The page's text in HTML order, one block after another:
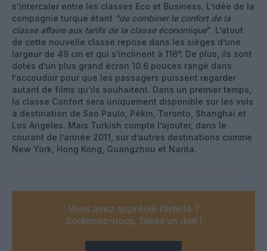
s’intercaler entre les classes Eco et Business. L’idée de la
compagnie turque étant "de combiner le confort de la
classe affaire aux tarifs de la classe économique". L’atout
de cette nouvelle classe repose dans les sièges d’une
largeur de 49 cm et qui s’inclinent à 116°. De plus, ils sont
dotés d’un plus grand écran 10.6 pouces rangé dans
l’accoudoir pour que les passagers puissent regarder
autant de films qu’ils souhaitent. Dans un premier temps,
la classe Confort sera uniquement disponible sur les vols
à destination de Sao Paulo, Pékin, Toronto, Shanghai et
Los Angeles. Mais Turkish compte l’ajouter, dans le
courant de l’année 2011, sur d’autres destinations comme
New York, Hong Kong, Guangzhou et Narita.
Vous avez apprécié l’article ?
Soutenez-nous, faites un don !